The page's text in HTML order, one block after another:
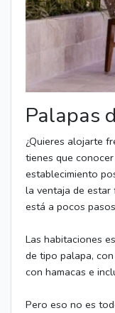
Palapas
¿Quieres alojarte
tienes que
establecimiento
la ventaja de
está a pocos
Las habitaciones
de tipo palapa,
con hamacas e
Pero eso no es